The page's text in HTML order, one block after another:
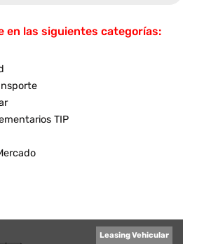
en las siguientes categorías:
TIP
Leasing Vehicular